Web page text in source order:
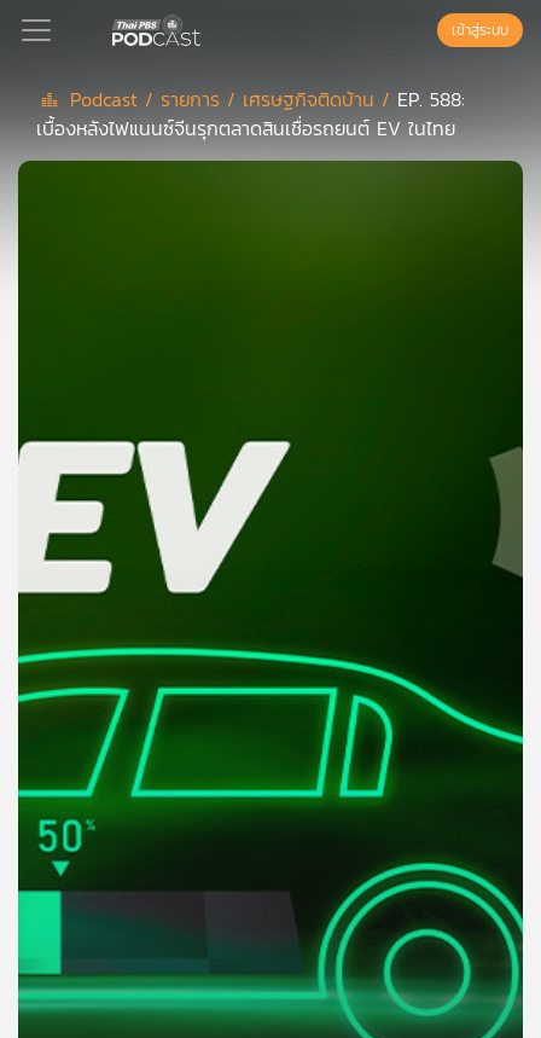
Podcast
ย์
คุณ
ข่าว
และ
กิจกรรม
เกี่ยว
กับ
เรา
เข้าสู่ระบบ
Podcast / รายการ / เศรษฐกิจติดบ้าน / EP. 588:
เบื้องหลังไฟแนนซ์จีนรุกตลาดสินเชื่อรถยนต์ EV ในไทย